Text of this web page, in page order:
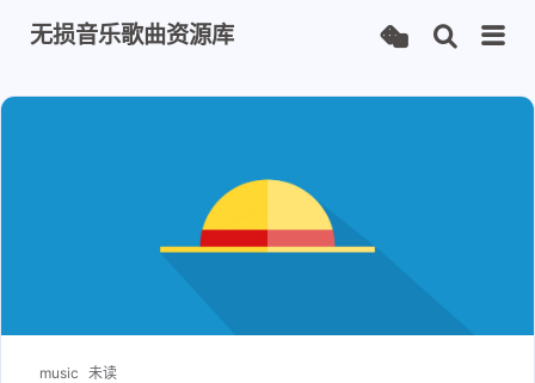
无损音乐歌曲资源库
music 未读